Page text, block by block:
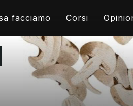
facciamo Corsi